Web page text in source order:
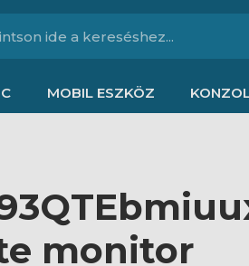
MOBIL ESZKÖZ
monitor